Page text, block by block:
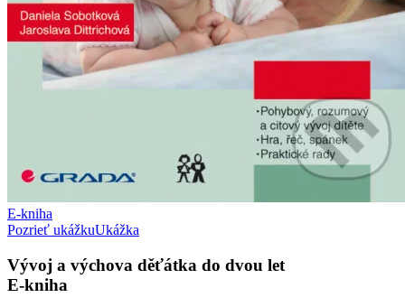
E-kniha
Pozrieť ukážkuUkážka
Vývoj a výchova děťátka do dvou let
E-kniha